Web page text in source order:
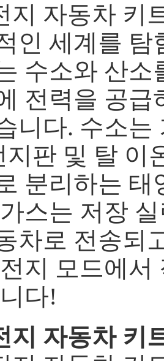
지 자동차 키
인 세계를
수소와 산
전력을 공급
니다. 수소
지판 및 탈 이
분리하는
스는 저장
차로 전송되
지 모드에
다!
지 자동차 키